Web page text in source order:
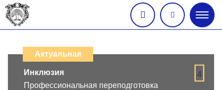
меню
дистанционных
образовательных
Актуальная
4
Инклюзия
Профессиональная переподготовка